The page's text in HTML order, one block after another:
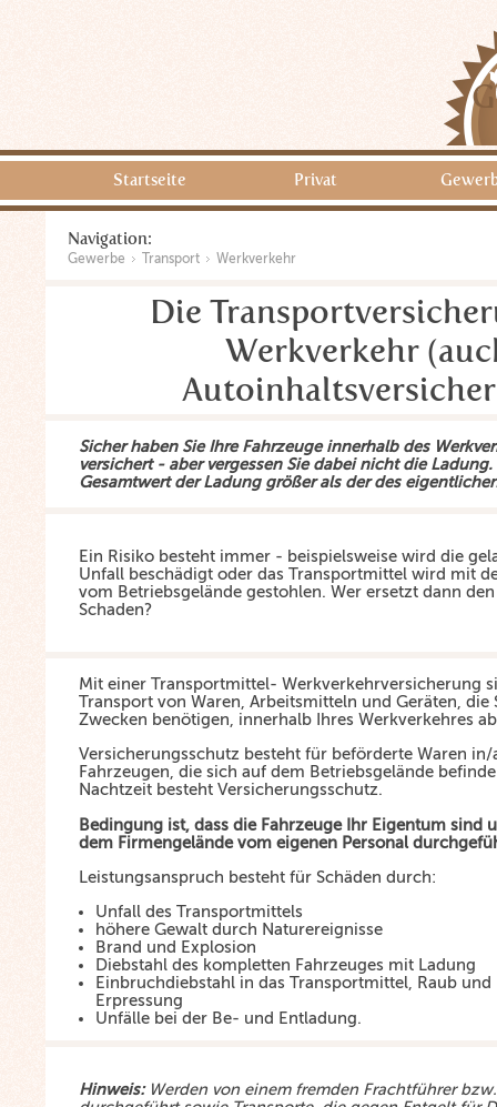
Startseite Privat
Navigation:
Gewerbe Transport Werkverkehr
Die
Werkverkehr
Sicher haben Sie Ihre Fahrzeuge innerhalb des
versichert - aber vergessen Sie dabei nicht die
Gesamtwert der Ladung größer als der des
Ein Risiko besteht immer - beispielsweise wird die
Unfall beschädigt oder das Transportmittel wird mit
vom Betriebsgelände gestohlen. Wer ersetzt dann
Schaden?
Mit einer Transportmittel- Werkverkehrversicherung
Transport von Waren, Arbeitsmitteln und Geräten, die
Zwecken benötigen, innerhalb Ihres Werkverkehres
Versicherungsschutz besteht für beförderte Waren
Fahrzeugen, die sich auf dem Betriebsgelände
Nachtzeit besteht Versicherungsschutz.
Bedingung ist, dass die Fahrzeuge Ihr Eigentum sind
dem Firmengelände vom eigenen Personal
Leistungsanspruch besteht für Schäden durch:
Unfall des Transportmittels
höhere Gewalt durch Naturereignisse
Brand und Explosion
Diebstahl des kompletten Fahrzeuges mit Ladung
Einbruchdiebstahl in das Transportmittel, Raub und
Erpressung
Unfälle bei der Be- und Entladung.
Hinweis:Werden von einem fremden Frachtführer